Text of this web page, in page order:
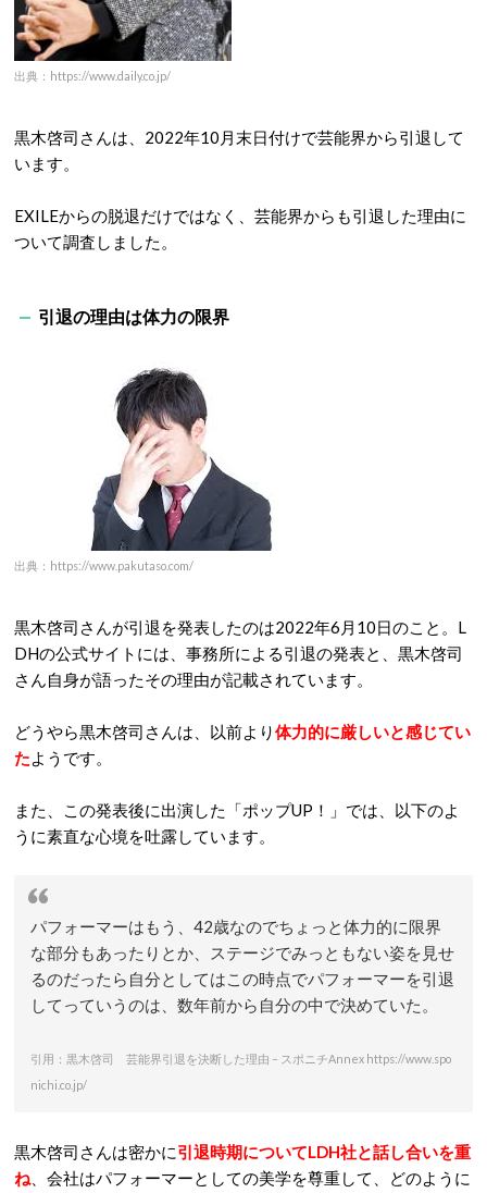
出典：https://www.daily.co.jp/
黒木啓司さんは、2022年10月末日付けで芸能界から引退して
います。
EXILEからの脱退だけではなく、芸能界からも引退した理由に
ついて調査しました。
引退の理由は体力の限界
出典：https://www.pakutaso.com/
黒木啓司さんが引退を発表したのは2022年6月10日のこと。L
DHの公式サイトには、事務所による引退の発表と、黒木啓司
さん自身が語ったその理由が記載されています。
どうやら黒木啓司さんは、以前より体力的に厳しいと感じてい
たようです。
また、この発表後に出演した「ポップUP！」では、以下のよ
うに素直な心境を吐露しています。
パフォーマーはもう、42歳なのでちょっと体力的に限界
な部分もあったりとか、ステージでみっともない姿を見せ
るのだったら自分としてはこの時点でパフォーマーを引退
してっていうのは、数年前から自分の中で決めていた。
引用：黒木啓司 芸能界引退を決断した理由 – スポニチAnnex https://www.spo
nichi.co.jp/
黒木啓司さんは密かに引退時期についてLDH社と話し合いを重
ね 、会社はパフォーマーとしての美学を尊重して、どのように